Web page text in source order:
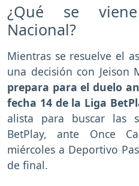
¿Qué se
Nacional?
Mientras se resuelve el
una decisión con Jeison
prepara para el duelo
fecha 14 de la Liga
alista para buscar las
BetPlay, ante Once
miércoles a Deportivo
de final.